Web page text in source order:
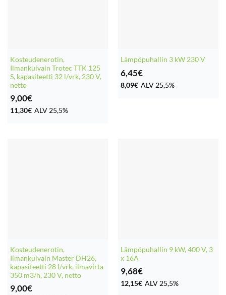
Kosteudenerotin,
Ilmankuivain Trotec TTK 125
S, kapasiteetti 32 l/vrk, 230 V,
netto
9,00€
11,30€ ALV 25,5%
Lämpöpuhallin 3 kW 230 V
6,45€
8,09€ ALV 25,5%
Kosteudenerotin,
Ilmankuivain Master DH26,
kapasiteetti 28 l/vrk, ilmavirta
350 m3/h, 230 V, netto
9,00€
Lämpöpuhallin 9 kW, 400 V, 3
x 16A
9,68€
12,15€ ALV 25,5%